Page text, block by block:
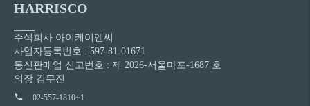
HARRISCO
주식회사 아이케이엔씨
사업자등록번호 : 597-81-01671
통신판매업 신고번호 : 제 2026-서울마포-1687 호
의장 김무진
02-557-1810~1